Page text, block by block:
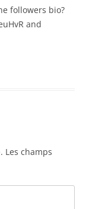
followers bio?
and
Les champs